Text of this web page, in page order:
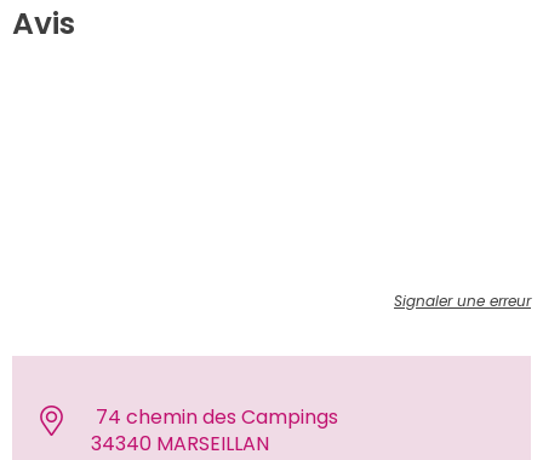
Avis
Signaler une erreur
74 chemin des Campings
34340 MARSEILLAN